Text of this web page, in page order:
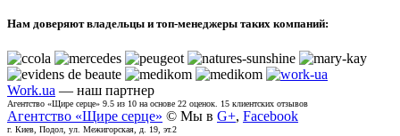
Нам доверяют владельцы и топ-менеджеры таких компаний:
Work.ua — наш партнер
Агентство «Щире серце» 9.5 из 10 на основе 22 оценок. 15 клиентских отзывов
Агентство «Щире серце» © Мы в G+, Facebook
г. Киев, Подол, ул. Межигорская, д. 19, эт.2